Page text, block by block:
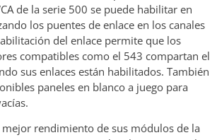
de la serie 500 se puede habilitar en
los puentes de enlace en los canales
del enlace permite que los
compatibles como el 543 compartan el
sus enlaces están habilitados. También
paneles en blanco a juego para
mejor rendimiento de sus módulos de la